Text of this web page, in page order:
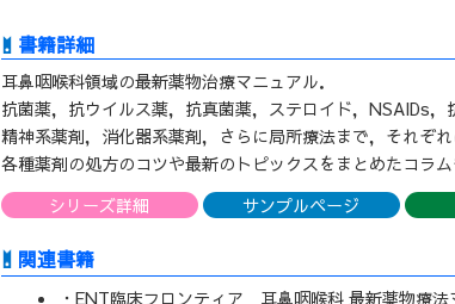
耳鼻咽喉科領域の最新薬物治療マニュアル．
抗菌薬，抗ウイルス薬，抗真菌薬，ステロイド，NSAIDs
精神系薬剤，消化器系薬剤，さらに局所療法まで，それぞ
各種薬剤の処方のコツや最新のトピックスをまとめたコラム
シリーズ詳細
サンプルページ
関連書籍
・ENT臨床フロンティア 耳鼻咽喉科 最新薬物療法